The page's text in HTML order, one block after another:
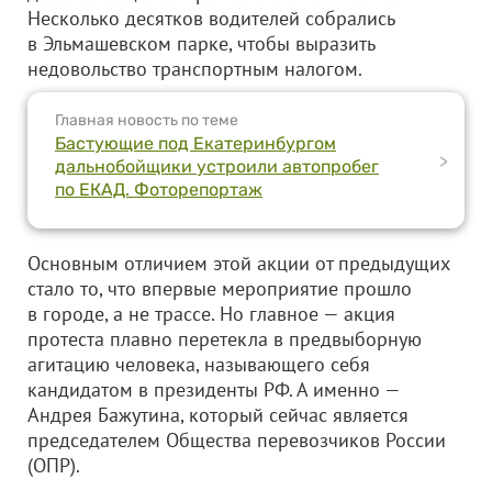
Несколько десятков водителей собрались
в Эльмашевском парке, чтобы выразить
недовольство транспортным налогом.
Главная новость по теме
Бастующие под Екатеринбургом
дальнобойщики устроили автопробег
по ЕКАД. Фоторепортаж
>
Основным отличием этой акции от предыдущих
стало то, что впервые мероприятие прошло
в городе, а не трассе. Но главное — акция
протеста плавно перетекла в предвыборную
агитацию человека, называющего себя
кандидатом в президенты РФ. А именно —
Андрея Бажутина, который сейчас является
председателем Общества перевозчиков России
(ОПР).